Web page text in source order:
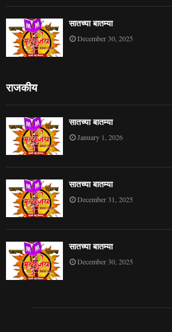
सातच्या बातम्या
December 30, 2025
राजकीय
सातच्या बातम्या
January 1, 2026
सातच्या बातम्या
December 31, 2025
सातच्या बातम्या
December 30, 2025